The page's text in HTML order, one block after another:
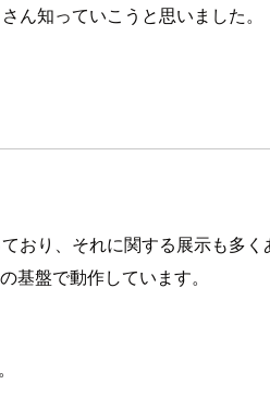
ん知っていこうと思いました。
り、それに関する展示も多く
盤で動作しています。